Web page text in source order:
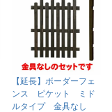
【延長】ボーダーフェ
ンス ピケット ミド
ルタイプ 金具なし